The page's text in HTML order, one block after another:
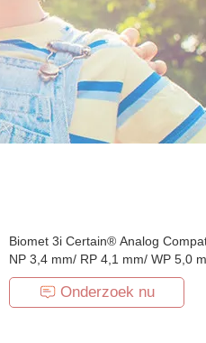
Biomet 3i Certain® Analog
NP 3,4 mm/ RP 4,1 mm/ WP 5,0
Onderzoek nu